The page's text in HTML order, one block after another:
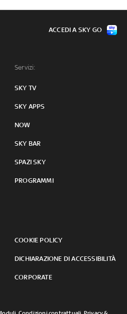
Servizi:
SKY TV
SKY APPS
NOW
SKY BAR
SPAZI SKY
PROGRAMMI
COOKIE POLICY
DICHIARAZIONE DI ACCESSIBILITÀ
CORPORATE
ACCEDI A SKY GO